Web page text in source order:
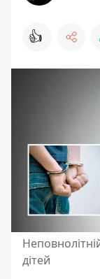
👍
дітей